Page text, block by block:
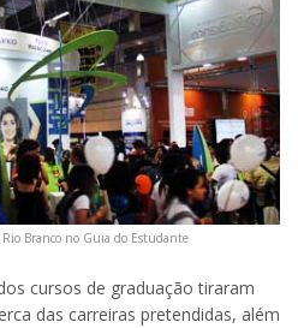
Rio Branco no Guia do Estudante
cursos de graduação tiraram
das carreiras pretendidas, além